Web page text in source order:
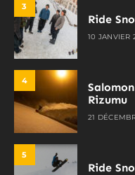
3
Ride
10 JANVIER
4
Rizumu
21
5
Ride